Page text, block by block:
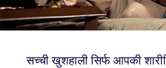
सच्ची खुशहाली सिर्फ आपकी